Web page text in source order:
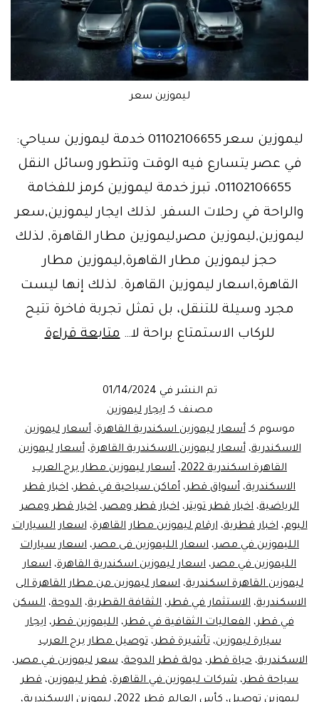
ليموزين سعر
ليموزين سعر 01102106655 خدمة ليموزين سياحي:
في عصر يتسارع فيه الوقت وتتطور وسائل النقل
01102106655، تبرز خدمة ليموزين كرمز للفخامة
والراحة في رحلات السفر. لذلك ايجار ليموزين,سعر
ليموزين,ليموزين مصر,ليموزين مطار القاهرة, لذلك
حجز ليموزين مطار القاهرة,ليموزين مطار
القاهرة,اسعار ليموزين القاهرة. لذلك إنها ليست
مجرد وسيلة للتنقل، بل تمثل تجربة فاخرة تتيح
للركاب الاستمتاع براحة لا…متابعة قراءةليموزين
تم النشر في 01/14/2024
مصنف كـايجار ليموزين
موسوم كـأسعار ليموزين اسكندرية القاهرة،أسعار ليموزين
الاسكندرية،أسعار ليموزين الاسكندرية القاهرة،أسعار ليموزين
القاهرة اسكندرية 2022
، أسعار ليموزين مطار برج العرب
الاسكندرية، أسواق قطر، أماكن سياحية في قطر، اخبار قطر
الرياضية، اخبار قطر تويتر، اخبار قطر ومصر، اخبار قطر ومصر
اليوم،اخبار قطرية،ارقام ليموزين مطار القاهرة،اسعار السيارات
الليموزين في مصر، اسعار الليموزين فى مصر، اسعار سيارات
الليموزين في مصر، اسعار ليموزين اسكندرية القاهرة، اسعار
ليموزين القاهرة اسكندرية، اسعار ليموزين من مطار القاهرة الى
الاسكندرية، الاستثمار في قطر، الثقافة القطرية، الدوحة، السكن
في قطر،الفعاليات الثقافية في قطر،الليموزين قطر،ايجار
سيارة ليموزين،تأشيرة قطر،توصيل مطار برج العرب
الاسكندرية،حياة قطر،دولة قطر الدوحة،سعر ليموزين في مصر،
سياحة قطر، شركات ليموزين في القاهرة، قطر ليموزين، قطر